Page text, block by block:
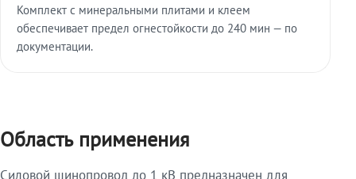
Комплект с минеральными плитами и клеем
обеспечивает предел огнестойкости до 240 мин — по
документации.
Область применения
Силовой шинопровод до 1 кВ предназначен для